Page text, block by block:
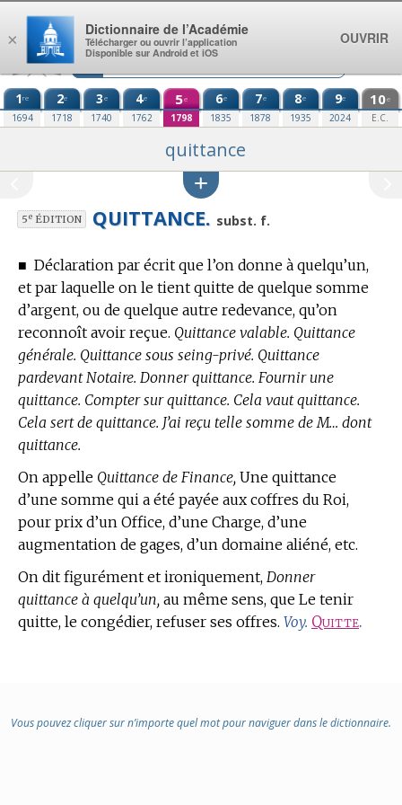
Aller au contenu
1re
1694
2e
1718
3e
1740
4e
1762
5e
1798
6e
1835
7e
1878
8e
1935
9e
2024
10e
E.C.
quittance
5eÉDITION QUITTANCE. subst. f.
■ Déclaration par écrit que l’on donne à quelqu’un,
et par laquelle on le tient quitte de quelque somme
d’argent, ou de quelque autre redevance, qu’on
reconnoît avoir reçue. Quittance valable. Quittance
générale. Quittance sous seing-privé. Quittance
pardevant Notaire. Donner quittance. Fournir une
quittance. Compter sur quittance. Cela vaut quittance.
Cela sert de quittance. J’ai reçu telle somme de M… dont
quittance.
On appelle Quittance de Finance, Une quittance
d’une somme qui a été payée aux coffres du Roi,
pour prix d’un Office, d’une Charge, d’une
augmentation de gages, d’un domaine aliéné, etc.
On dit figurément et ironiquement, Donner
quittance à quelqu’un, au même sens, que Le tenir
quitte, le congédier, refuser ses offres. Voy. Quitte.
Vous pouvez cliquer sur n’importe quel mot pour naviguer dans le dictionnaire.
×
Dictionnaire de l’Académie
Télécharger ou ouvrir l’application
Disponible sur Android et iOS
OUVRIR